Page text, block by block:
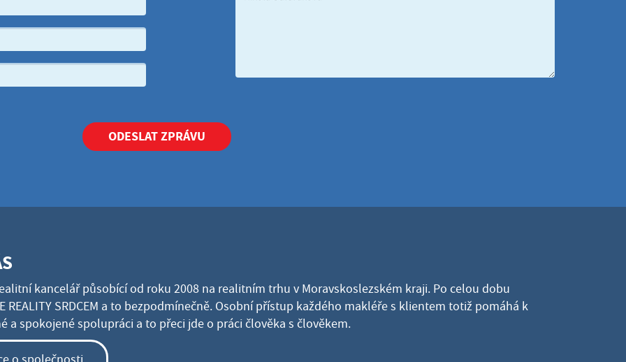
ODESLAT ZPRÁVU
kancelář působící od roku 2008 na realitním trhu v Moravskoslezském kraji. Po celou dobu
REALITY SRDCEM a to bezpodmínečně. Osobní přístup každého makléře s klientem totiž pomáhá k
a spokojené spolupráci a to přeci jde o práci člověka s člověkem.